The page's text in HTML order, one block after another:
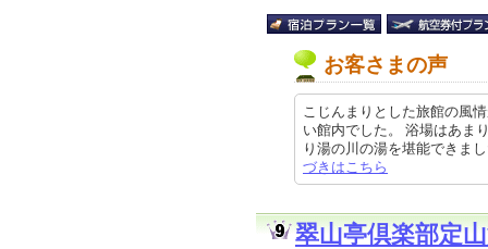
お客さまの声
こじんまりとした旅館の風
い館内でした。 浴場はあま
り湯の川の湯を堪能できま
づきはこちら
翠山亭倶楽部定